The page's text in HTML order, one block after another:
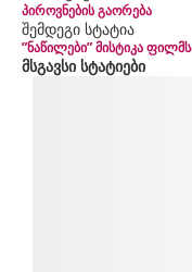
პიროვნების გაორება
შემდეგი სტატია
”ნაწილები” მისტიკა
მსგავსი სტატიები